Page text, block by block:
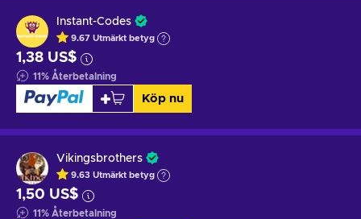
Instant-Codes
9.67 Utmärkt betyg
1,38 US$
11% Återbetalning
Köp nu
Vikingsbrothers
9.63 Utmärkt betyg
1,50 US$
11% Återbetalning